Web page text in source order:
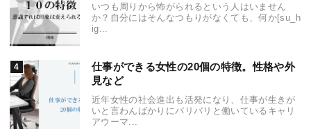
いつも周りから怖がられるという人はいません
か？自分にはそんなつもりがなくても、何か[su_h
ig...
仕事ができる女性の20個の特徴。性格や外
見など
近年女性の社会進出も活発になり、仕事が生きが
いと言わんばかりにバリバリと働いているキャリ
アウーマ...